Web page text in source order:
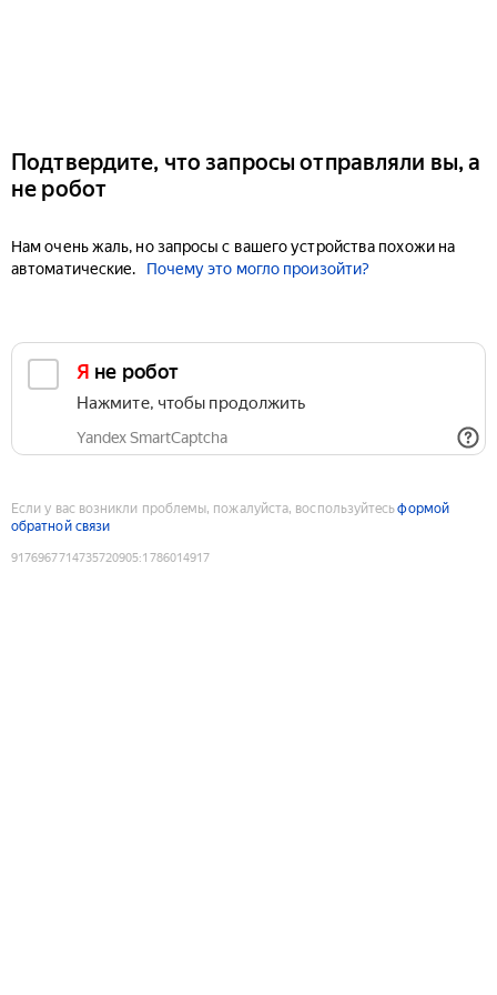
Подтвердите, что запросы отправляли вы, а
не робот
Нам очень жаль, но запросы с вашего устройства похожи на
автоматические.
Почему это могло произойти?
Я не робот
Нажмите, чтобы продолжить
Yandex SmartCaptcha
Если у вас возникли проблемы, пожалуйста, воспользуйтесьформой
обратной связи
9176967714735720905:1786014917